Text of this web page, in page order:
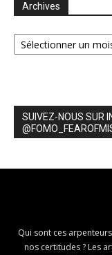
Archives
Archives
SUIVEZ-NOUS SUR
Qui sont ces
nos certitudes ? Les